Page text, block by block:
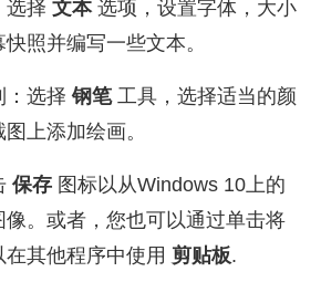
选择 文本选项，设置字体，大小
照并编写一些文本。
：选择钢笔工具，选择适当的颜
上添加绘画。
保存 图标以从Windows 10上的
。或者，您也可以通过单击将
其他程序中使用 剪贴板.